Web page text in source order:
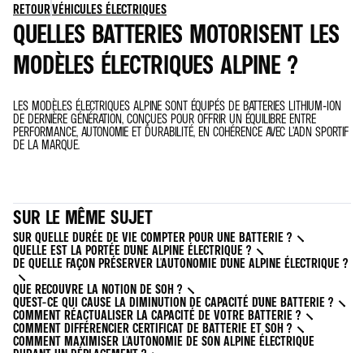
RETOURVÉHICULES ÉLECTRIQUES
QUELLES BATTERIES MOTORISENT LES
MODÈLES ÉLECTRIQUES ALPINE ?
LES MODÈLES ÉLECTRIQUES ALPINE SONT ÉQUIPÉS DE BATTERIES LITHIUM-ION
DE DERNIÈRE GÉNÉRATION, CONÇUES POUR OFFRIR UN ÉQUILIBRE ENTRE
PERFORMANCE, AUTONOMIE ET DURABILITÉ, EN COHÉRENCE AVEC L’ADN SPORTIF
DE LA MARQUE.
SUR LE MÊME SUJET
SUR QUELLE DURÉE DE VIE COMPTER POUR UNE BATTERIE ?
QUELLE EST LA PORTÉE D'UNE ALPINE ÉLECTRIQUE ?
DE QUELLE FAÇON PRÉSERVER L'AUTONOMIE D'UNE ALPINE ÉLECTRIQUE ?
QUE RECOUVRE LA NOTION DE SOH ?
QU'EST-CE QUI CAUSE LA DIMINUTION DE CAPACITÉ D'UNE BATTERIE ?
COMMENT RÉACTUALISER LA CAPACITÉ DE VOTRE BATTERIE ?
COMMENT DIFFÉRENCIER CERTIFICAT DE BATTERIE ET SOH ?
COMMENT MAXIMISER L'AUTONOMIE DE SON ALPINE ÉLECTRIQUE